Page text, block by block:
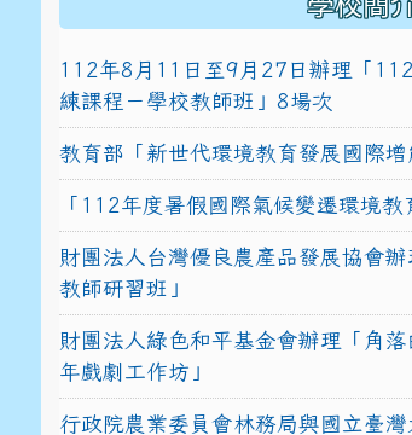
112年8月11日至9月27日辦理「
練課程－學校教師班」8場次
教育部「新世代環境教育發展國際增
「112年度暑假國際氣候變遷環境教
財團法人台灣優良農產品發展協會
教師研習班」
財團法人綠色和平基金會辦理「角
年戲劇工作坊」
行政院農業委員會林務局與國立臺